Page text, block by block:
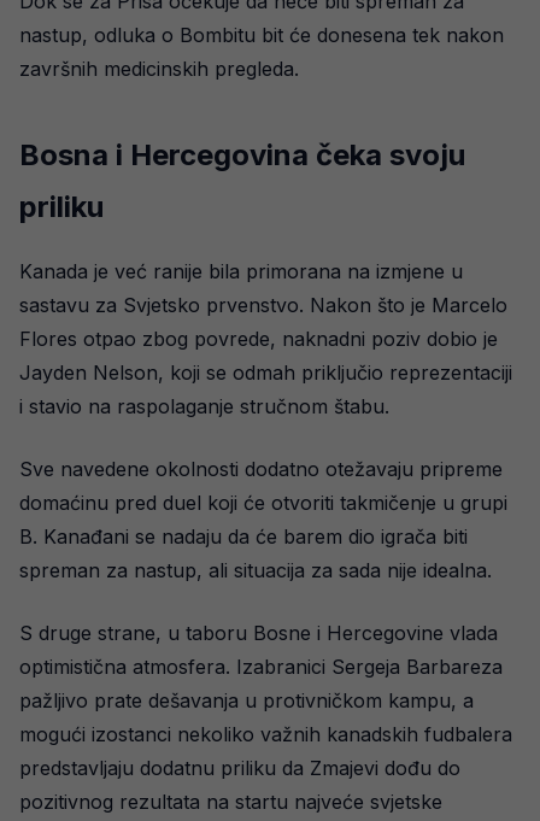
nastup, odluka o Bombitu bit će donesena tek nakon
završnih medicinskih pregleda.
Bosna i Hercegovina čeka svoju
priliku
Kanada je već ranije bila primorana na izmjene u
sastavu za Svjetsko prvenstvo. Nakon što je Marcelo
Flores otpao zbog povrede, naknadni poziv dobio je
Jayden Nelson, koji se odmah priključio reprezentaciji
i stavio na raspolaganje stručnom štabu.
Sve navedene okolnosti dodatno otežavaju pripreme
domaćinu pred duel koji će otvoriti takmičenje u grupi
B. Kanađani se nadaju da će barem dio igrača biti
spreman za nastup, ali situacija za sada nije idealna.
S druge strane, u taboru Bosne i Hercegovine vlada
optimistična atmosfera. Izabranici Sergeja Barbareza
pažljivo prate dešavanja u protivničkom kampu, a
mogući izostanci nekoliko važnih kanadskih fudbalera
predstavljaju dodatnu priliku da Zmajevi dođu do
pozitivnog rezultata na startu najveće svjetske